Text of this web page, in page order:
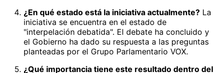
¿En qué estado está la iniciativa actualmente? La
iniciativa se encuentra en el estado de
"interpelación debatida". El debate ha concluido y
el Gobierno ha dado su respuesta a las preguntas
planteadas por el Grupo Parlamentario VOX.
¿Qué importancia tiene este resultado dentro del